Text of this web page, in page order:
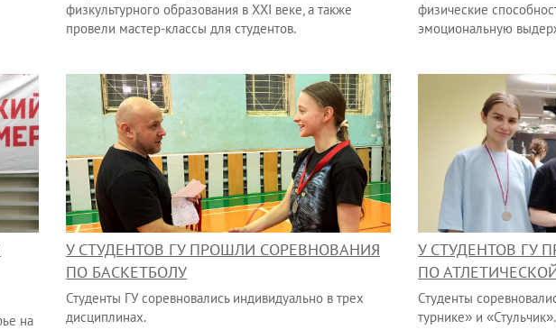
физкультурного образования в XXI веке, а также
провели мастер-классы для студентов.
физические
эмоциональную
на
У СТУДЕНТОВ ГУ ПРОШЛИ СОРЕВНОВАНИЯ
ПО БАСКЕТБОЛУ
Студенты ГУ соревновались индивидуально в трех
дисциплинах.
У СТУДЕНТОВ ГУ
ПО
Студенты
турнике» и «Стульчик».